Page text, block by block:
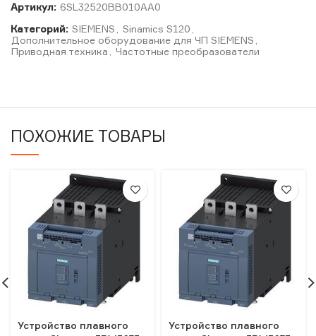
Артикул: 6SL32520BB010AA0
Категорий: SIEMENS Sinamics S120
Дополнительное оборудование для ЧП SIEMENS
Приводная техника
Частотные преобразователи
ПОХОЖИЕ ТОВАРЫ
Устройство плавного
Устройство плавного